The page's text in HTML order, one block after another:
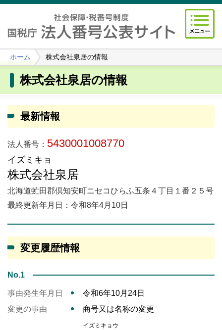
ホーム 株式会社泉居の情報
株式会社泉居の情報
最新情報
法人番号： 5430001008770
イズミキョ
株式会社泉居
北海道虻田郡倶知安町ニセコひらふ五条４丁目１番２５号
最終更新年月日：令和8年4月10日
変更履歴情報
No.1
事由発生年月日
令和6年10月24日
変更の事由
商号又は名称の変更
イズミキョウ